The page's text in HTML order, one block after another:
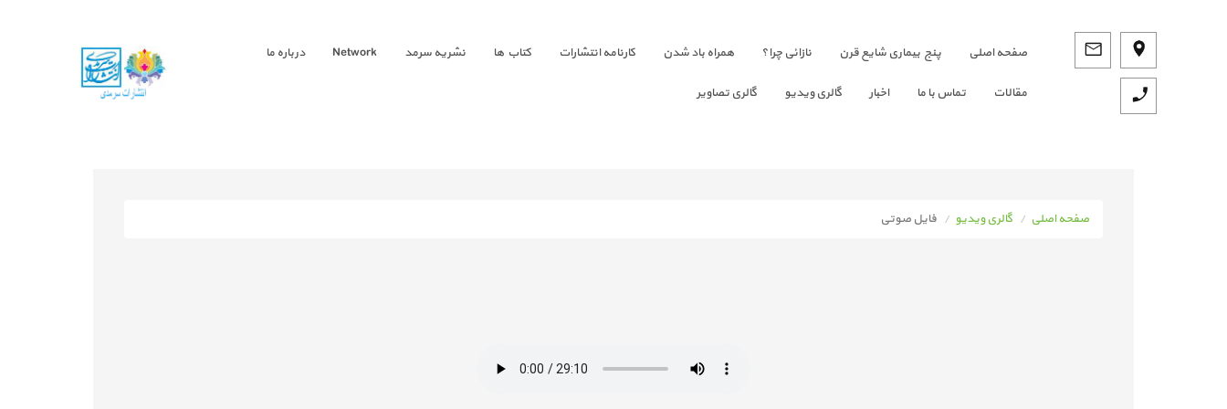
صفحه اصلي پنج بیماری شایع قرن نازائی چرا؟ همراه باد شدن کارنامه انتشارات کتاب ها نشریه سرمد Network درباره ما
مقالات تماس با ما اخبار گالری ویدیو گالری تصاویر
صفحه اصلی گالری ویدیو فایل صوتی